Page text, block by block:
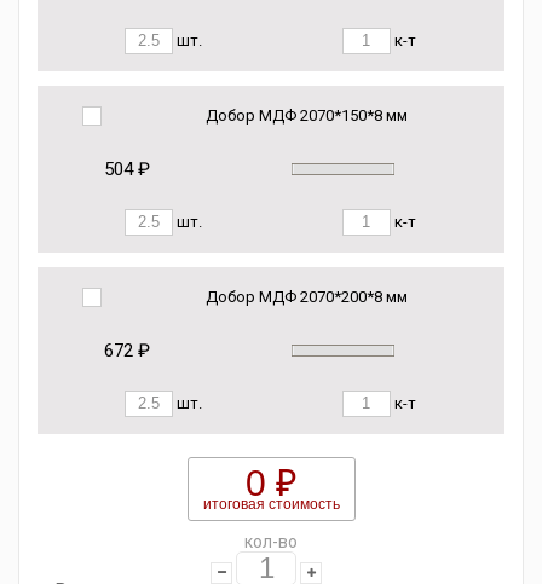
шт. к-т
Добор МДФ 2070*150*8 мм
504 ₽
шт. к-т
Добор МДФ 2070*200*8 мм
672 ₽
шт. к-т
0 ₽
итоговая стоимость
кол-во